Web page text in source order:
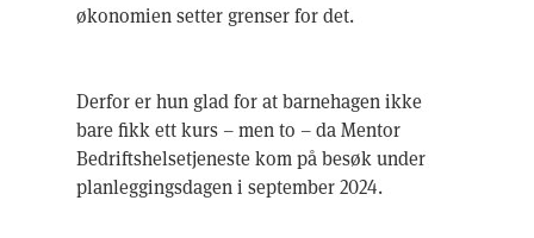
økonomien setter grenser for det.
Derfor er hun glad for at barnehagen ikke
bare fikk ett kurs – men to – da Mentor
Bedriftshelsetjeneste kom på besøk under
planleggingsdagen i september 2024.